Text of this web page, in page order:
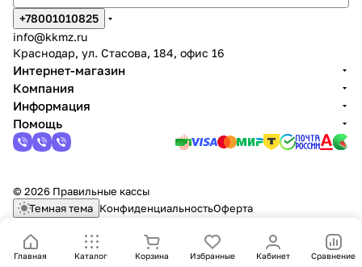
Главная Каталог Корзина Избранные Кабинет Сравнение
+78001010825
info@kkmz.ru
Краснодар, ул. Стасова, 184, офис 16
Интернет-магазин
Компания
Информация
Помощь
© 2026 Правильные кассы
Темная тема КонфиденциальностьОферта